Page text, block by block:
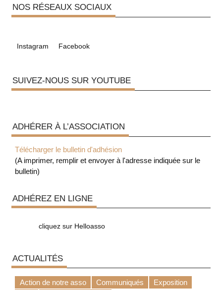
NOS RÉSEAUX SOCIAUX
Instagram Facebook
SUIVEZ-NOUS SUR YOUTUBE
ADHÉRER À L’ASSOCIATION
Télécharger le bulletin d'adhésion
(A imprimer, remplir et envoyer à l'adresse indiquée sur le
bulletin)
ADHÉREZ EN LIGNE
cliquez sur Helloasso
ACTUALITÉS
Action de notre asso Communiqués
Exposition